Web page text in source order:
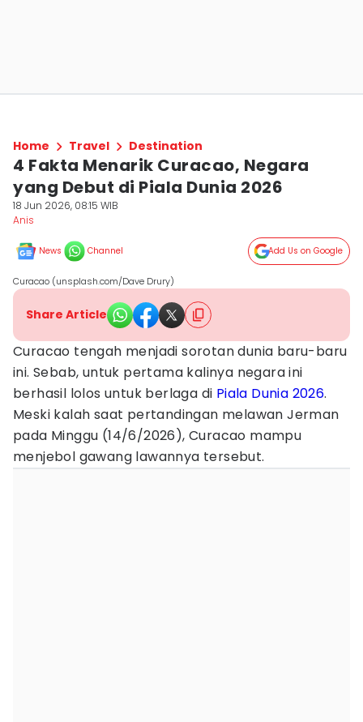
Home Travel Destination
4 Fakta Menarik Curacao, Negara
yang Debut di Piala Dunia 2026
18 Jun 2026, 08:15 WIB
Anis
News Channel Add Us on Google
Curacao (unsplash.com/Dave Drury)
Share Article
Curacao tengah menjadi sorotan dunia baru-baru
ini. Sebab, untuk pertama kalinya negara ini
berhasil lolos untuk berlaga di Piala Dunia 2026.
Meski kalah saat pertandingan melawan Jerman
pada Minggu (14/6/2026), Curacao mampu
menjebol gawang lawannya tersebut.